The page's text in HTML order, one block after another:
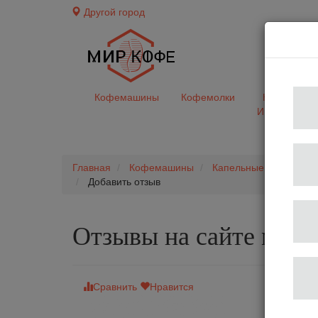
Другой город
Кофемашины Кофемолки
Кофе&Чай
Ингредиенты
Главная Кофемашины Капельные
Добавить отзыв
Отзывы на сайте
Сравнить Нравится